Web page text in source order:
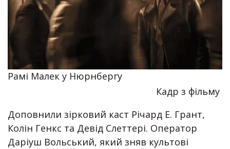
Рамі Малек у Нюрнбергу
Кадр з фільму
Доповнили зірковий каст Річард Е. Грант,
Колін Генкс та Девід Слеттері. Оператор
Даріуш Вольський, який зняв культові